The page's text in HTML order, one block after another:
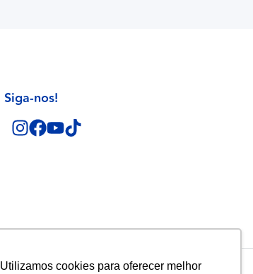
Utilizamos cookies para oferecer melhor
Siga-nos!